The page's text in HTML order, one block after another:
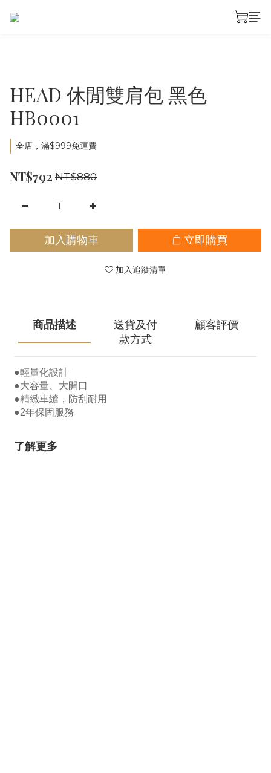
HEAD 休閒雙肩包 黑色
HB0001
全店，滿$999免運費
NT$792 NT$880
加入購物車 立即購買
加入追蹤清單
商品描述
送貨及付
款方式
顧客評價
●輕量化設計
●大容量、大開口
●精緻車縫，防刮耐用
●2年保固服務
了解更多